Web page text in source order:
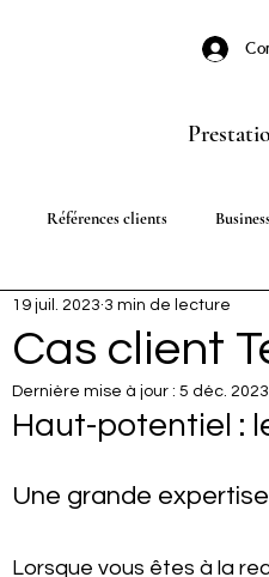
Références clients
Cas client
19 juil. 2023 3 min de lecture
Dernière mise à jour : 5 déc. 2023
Haut-potentiel :
Une grande
Lorsque vous êtes à la